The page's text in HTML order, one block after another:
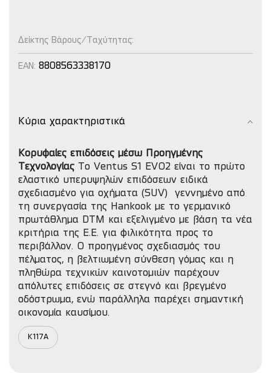
Δείκτης Βάρους/Ταχύτητας:
EAN: 8808563338170
Κύρια χαρακτηριστικά
Κορυφαίες επιδόσεις μέσω Προηγμένης
Τεχνολογίας Το Ventus S1 EVO2 είναι το πρώτο
ελαστικό υπερυψηλών επιδόσεων ειδικά
σχεδιασμένο για οχήματα (SUV) γεννημένο από
τη συνεργασία της Hankook με το γερμανικό
πρωτάθλημα DTM και εξελιγμένο με βάση τα νέα
κριτήρια της Ε.Ε. για φιλικότητα προς το
περιβάλλον. Ο προηγμένος σχεδιασμός του
πέλματος, η βελτιωμένη σύνθεση γόμας και η
πληθώρα τεχνικών καινοτομιών παρέχουν
απόλυτες επιδόσεις σε στεγνό και βρεγμένο
οδόστρωμα, ενώ παράλληλα παρέχει σημαντική
οικονομία καυσίμου.
K117A